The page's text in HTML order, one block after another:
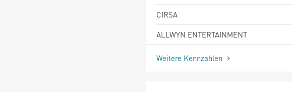
CIRSA
ALLWYN ENTERTAINMENT
Weitere Kennzahlen